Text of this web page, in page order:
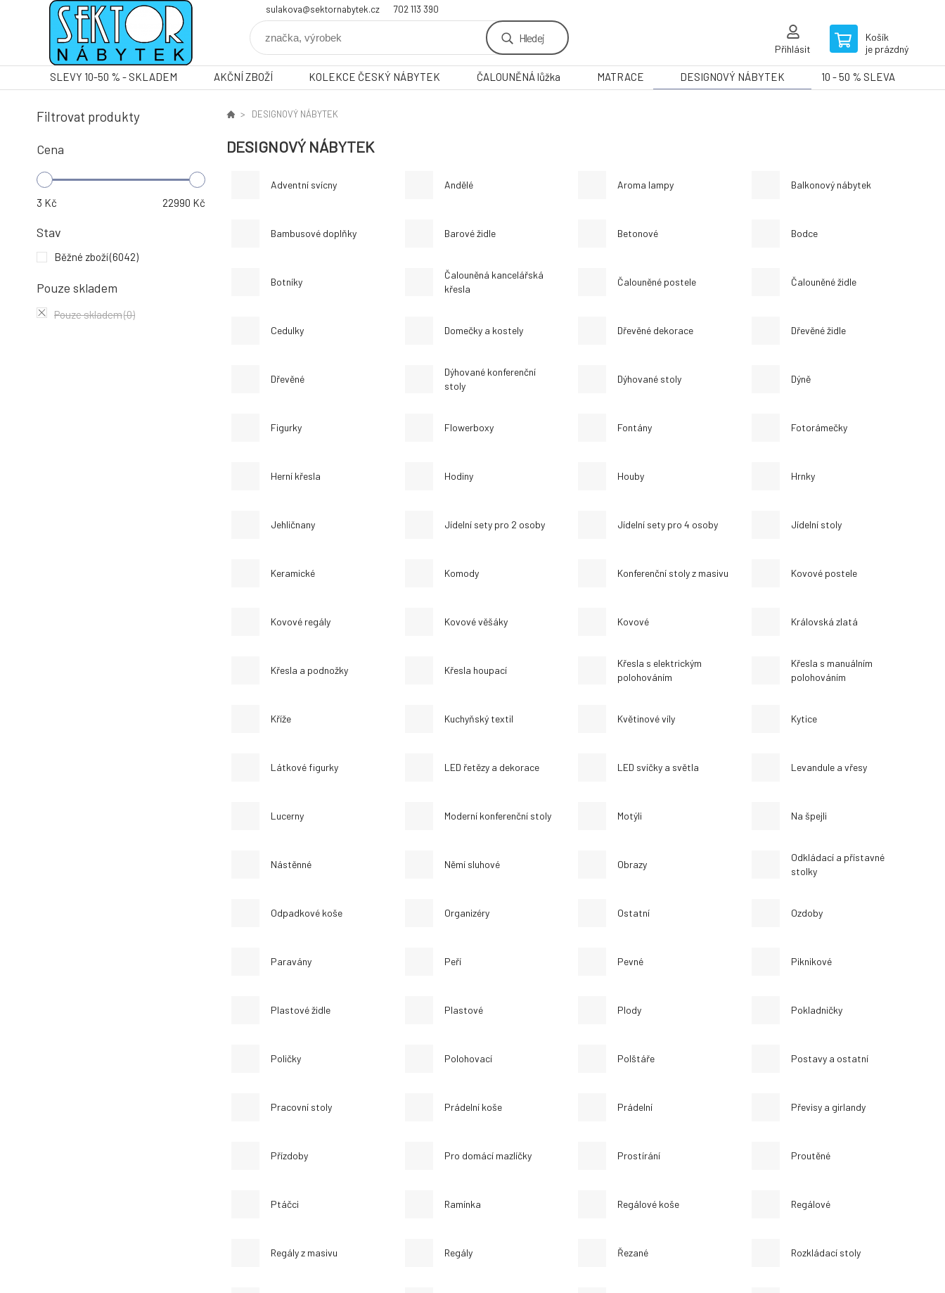
sulakova@sektornabytek.cz 702 113 390
Hledej
Přihlásit
Košík
je prázdný
SLEVY 10-50 % - SKLADEM AKČNÍ ZBOŽÍ KOLEKCE ČESKÝ NÁBYTEK ČALOUNĚNÁ lůžka MATRACE DESIGNOVÝ NÁBYTEK 10 - 50 % SLEVA
Filtrovat produkty
Cena
3 Kč 22990 Kč
Stav
Běžné zboží(6042)
Pouze skladem
Pouze skladem(0)
DESIGNOVÝ NÁBYTEK
DESIGNOVÝ NÁBYTEK
Adventní svícny Andělé Aroma lampy Balkonový nábytek
Bambusové doplňky Barové židle Betonové Bodce
Botníky
Čalouněná kancelářská
křesla
Čalouněné postele Čalouněné židle
Cedulky Domečky a kostely Dřevěné dekorace Dřevěné židle
Dřevěné
Dýhované konferenční
stoly
Dýhované stoly Dýně
Figurky Flowerboxy Fontány Fotorámečky
Herní křesla Hodiny Houby Hrnky
Jehličnany Jídelní sety pro 2 osoby Jídelní sety pro 4 osoby Jídelní stoly
Keramické Komody Konferenční stoly z masivu Kovové postele
Kovové regály Kovové věšáky Kovové Královská zlatá
Křesla a podnožky Křesla houpací
Křesla s elektrickým
polohováním
Křesla s manuálním
polohováním
Kříže Kuchyňský textil Květinové víly Kytice
Látkové figurky LED řetězy a dekorace LED svíčky a světla Levandule a vřesy
Lucerny Moderní konferenční stoly Motýli Na špejli
Nástěnné Němí sluhové Obrazy
Odkládací a přístavné
stolky
Odpadkové koše Organizéry Ostatní Ozdoby
Paravány Peří Pevné Piknikové
Plastové židle Plastové Plody Pokladničky
Poličky Polohovací Polštáře Postavy a ostatní
Pracovní stoly Prádelní koše Prádelní Převisy a girlandy
Přízdoby Pro domácí mazlíčky Prostírání Proutěné
Ptáčci Ramínka Regálové koše Regálové
Regály z masivu Regály Řezané Rozkládací stoly